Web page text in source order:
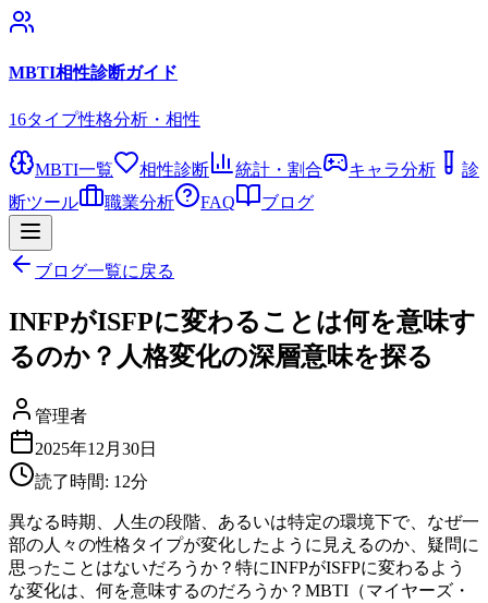
MBTI相性診断ガイド
16タイプ性格分析・相性
MBTI一覧 相性診断 統計・割合 キャラ分析
診
断ツール
職業分析 FAQ ブログ
ブログ一覧に戻る
INFPがISFPに変わることは何を意味す
るのか？人格変化の深層意味を探る
管理者
2025年12月30日
読了時間: 12分
異なる時期、人生の段階、あるいは特定の環境下で、なぜ一
部の人々の性格タイプが変化したように見えるのか、疑問に
思ったことはないだろうか？特にINFPがISFPに変わるよう
な変化は、何を意味するのだろうか？MBTI（マイヤーズ・